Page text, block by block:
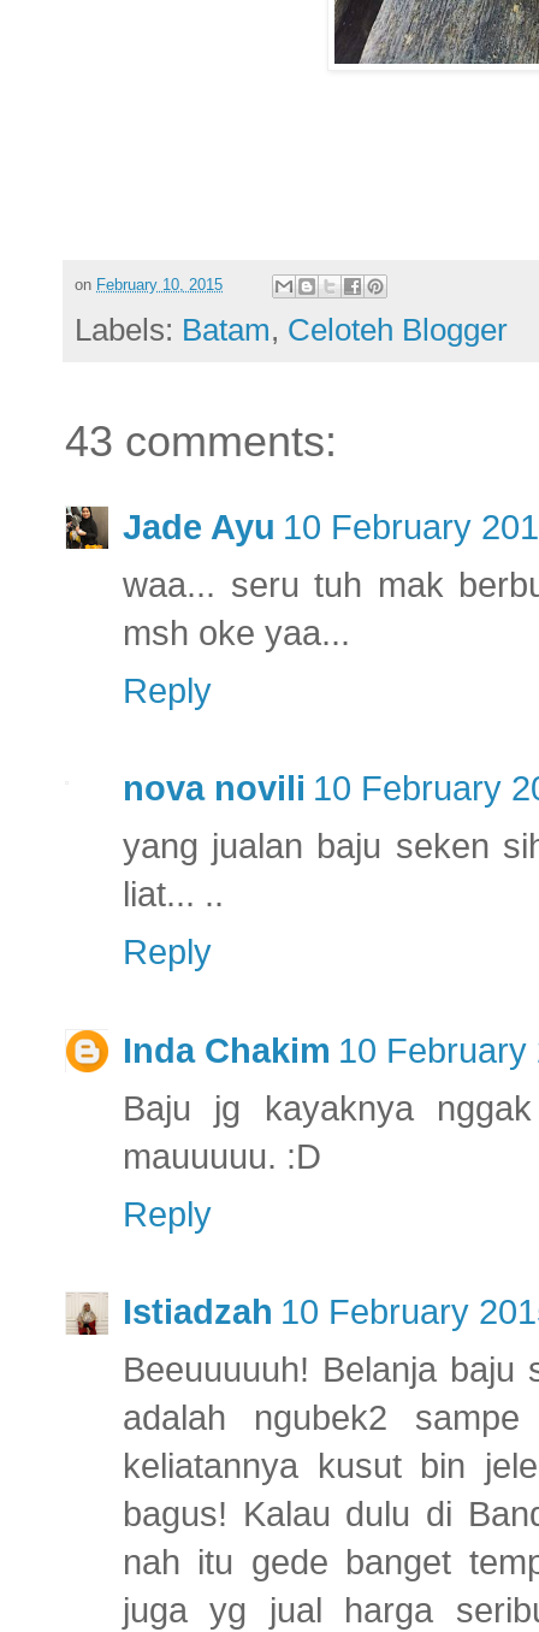
on February 10, 2015
Labels: Batam, Celoteh Blogger
43 comments:
Jade Ayu 10 February
waa... seru tuh mak
msh oke yaa...
Reply
nova novili 10 February
yang jualan baju seken
liat... ..
Reply
Inda Chakim 10 February
Baju jg kayaknya
mauuuuu. :D
Reply
Istiadzah 10 February
Beeuuuuuh! Belanja baju
adalah ngubek2
keliatannya kusut bin
bagus! Kalau dulu di
nah itu gede banget
juga yg jual harga